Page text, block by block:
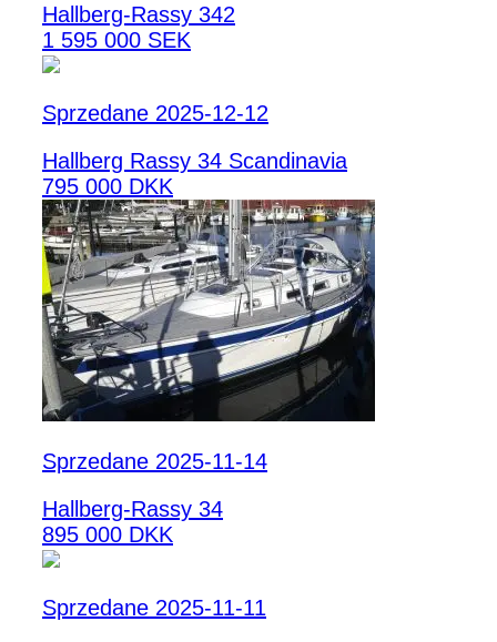
Hallberg-Rassy 342
1 595 000 SEK
Sprzedane 2025-12-12
Hallberg Rassy 34 Scandinavia
795 000 DKK
Sprzedane 2025-11-14
Hallberg-Rassy 34
895 000 DKK
Sprzedane 2025-11-11